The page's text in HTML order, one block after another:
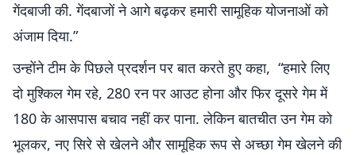
गेंदबाजी की. गेंदबाजों ने आगे बढ़कर हमारी सामूहिक योजनाओं को
अंजाम दिया.”
उन्होंने टीम के पिछले प्रदर्शन पर बात करते हुए कहा, “हमारे लिए
दो मुश्किल गेम रहे, 280 रन पर आउट होना और फिर दूसरे गेम में
180 के आसपास बचाव नहीं कर पाना. लेकिन बातचीत उन गेम को
भूलकर, नए सिरे से खेलने और सामूहिक रूप से अच्छा गेम खेलने की